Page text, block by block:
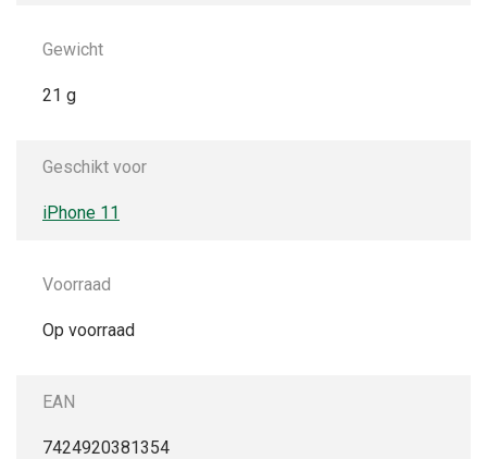
Gewicht
21 g
Geschikt voor
iPhone 11
Voorraad
Op voorraad
EAN
7424920381354